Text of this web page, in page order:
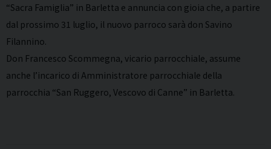
“Sacra Famiglia” in Barletta e annuncia con gioia che, a partire
dal prossimo 31 luglio, il nuovo parroco sarà don Savino
Filannino.
Don Francesco Scommegna, vicario parrocchiale, assume
anche l’incarico di Amministratore parrocchiale della
parrocchia “San Ruggero, Vescovo di Canne” in Barletta.